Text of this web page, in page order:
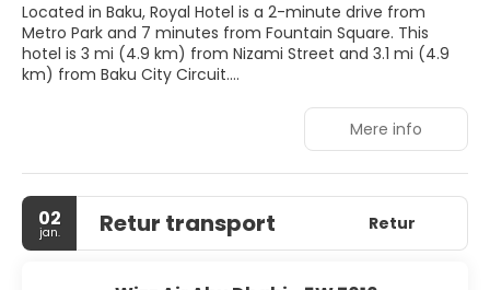
Located in Baku, Royal Hotel is a 2-minute drive from
Metro Park and 7 minutes from Fountain Square. This
hotel is 3 mi (4.9 km) from Nizami Street and 3.1 mi (4.9
km) from Baku City Circuit.
Be sure to enjoy recreational amenities including an
indoor pool and a steam room. This hotel also features
complimentary wireless internet access, concierge
services, and a hair salon.
Make yourself at home in one of the 46 air-conditioned
rooms featuring minibars. Complimentary wireless
programming is available for your entertainment.
Mere info
02
jan. Retur transport Retur